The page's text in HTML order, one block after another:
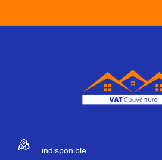
indisponible